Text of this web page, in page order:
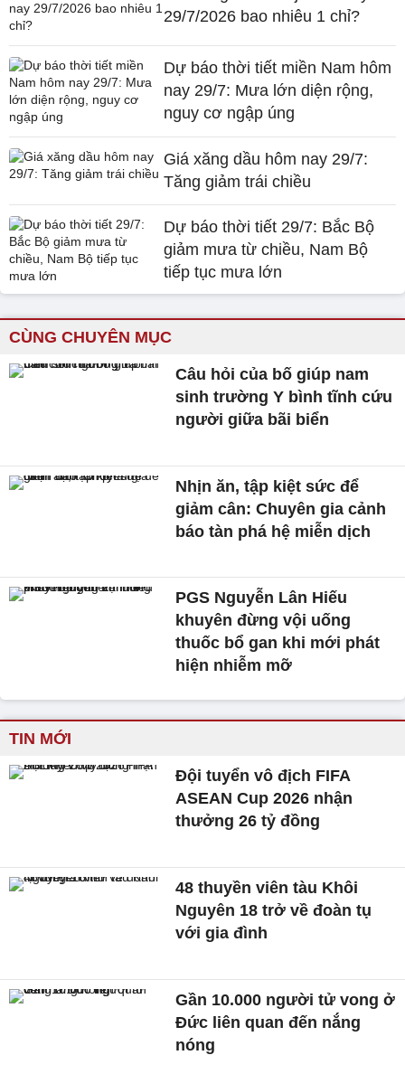
29/7/2026 bao nhiêu 1 chỉ?
Dự báo thời tiết miền Nam hôm
nay 29/7: Mưa lớn diện rộng,
nguy cơ ngập úng
Giá xăng dầu hôm nay 29/7:
Tăng giảm trái chiều
Dự báo thời tiết 29/7: Bắc Bộ
giảm mưa từ chiều, Nam Bộ
tiếp tục mưa lớn
CÙNG CHUYÊN MỤC
Câu hỏi của bố giúp nam
sinh trường Y bình tĩnh cứu
người giữa bãi biển
Nhịn ăn, tập kiệt sức để
giảm cân: Chuyên gia cảnh
báo tàn phá hệ miễn dịch
PGS Nguyễn Lân Hiếu
khuyên đừng vội uống
thuốc bổ gan khi mới phát
hiện nhiễm mỡ
TIN MỚI
Đội tuyển vô địch FIFA
ASEAN Cup 2026 nhận
thưởng 26 tỷ đồng
48 thuyền viên tàu Khôi
Nguyên 18 trở về đoàn tụ
với gia đình
Gần 10.000 người tử vong ở
Đức liên quan đến nắng
nóng